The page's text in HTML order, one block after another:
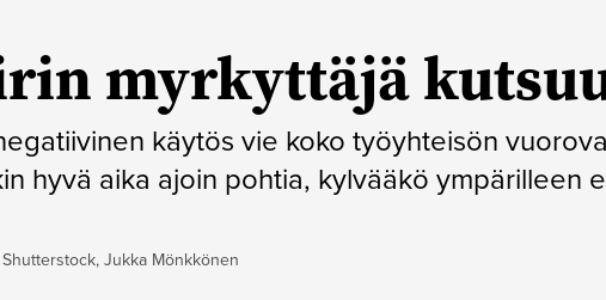
myrkyttäjä
käytös vie koko työyhteisön
hyvä aika ajoin pohtia, kylvääkö ympärilleen
Shutterstock, Jukka Mönkkönen